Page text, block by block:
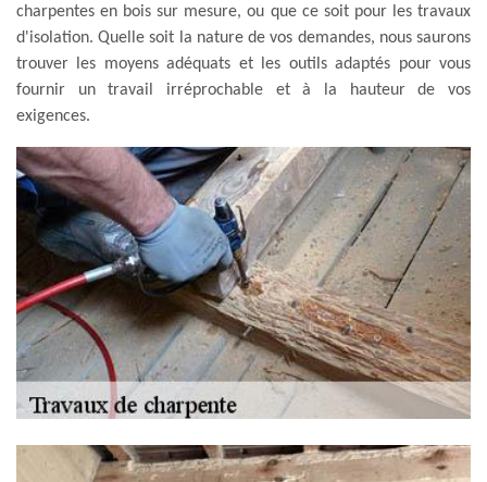
charpentes en bois sur mesure, ou que ce soit pour les travaux
d'isolation. Quelle soit la nature de vos demandes, nous saurons
trouver les moyens adéquats et les outils adaptés pour vous
fournir un travail irréprochable et à la hauteur de vos
exigences.